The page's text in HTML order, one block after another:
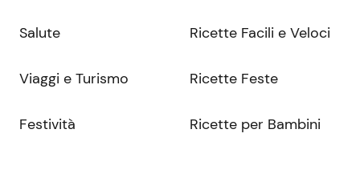
Salute
Viaggi e Turismo
Festività
Ricette Facili e Veloci
Ricette Feste
Ricette per Bambini